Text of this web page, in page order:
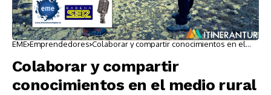
EME Emprendedores Colaborar y compartir conocimientos en el
Colaborar y compartir
conocimientos en el medio rural